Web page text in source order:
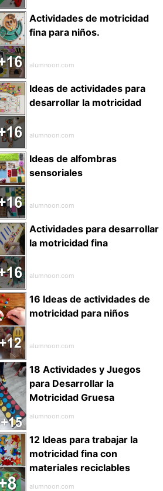
Actividades de motricidad
fina para niños.
alumnoon.com
Ideas de actividades para
desarrollar la motricidad
alumnoon.com
Ideas de alfombras
sensoriales
alumnoon.com
Actividades para desarrollar
la motricidad fina
alumnoon.com
16 Ideas de actividades de
motricidad para niños
alumnoon.com
18 Actividades y Juegos
para Desarrollar la
Motricidad Gruesa
alumnoon.com
12 Ideas para trabajar la
motricidad fina con
materiales reciclables
alumnoon.com